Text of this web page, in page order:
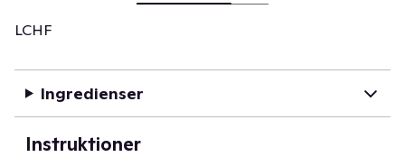
LCHF
Ingredienser
Instruktioner